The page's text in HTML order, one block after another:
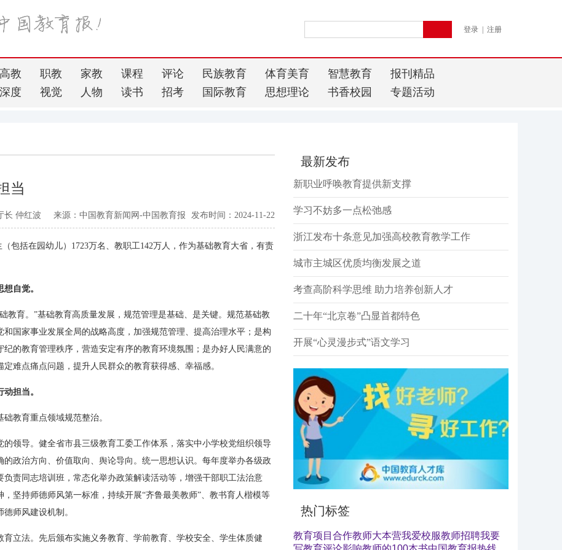
登录 注册
高教 职教 家教 课程 评论 民族教育 体育美育 智慧教育
报刊精品
深度 视觉 人物 读书 招考 国际教育 思想理论 书香校园 专题活动
当
发布时间：2024-11-22
长 仲红波 来源：中国教育新闻网-中国教育报
括在园幼儿）1723万名、教职工142万人，作为基础教育大省，有责
自觉。
育。”基础教育高质量发展，规范管理是基础、是关键。规范基础教
国家事业发展全局的战略高度，加强规范管理、提高治理水平；是构
的教育管理秩序，营造安定有序的教育环境氛围；是办好人民满意的
难点痛点问题，提升人民群众的教育获得感、幸福感。
担当。
教育重点领域规范整治。
导。健全省市县三级教育工委工作体系，落实中小学校党组织领导
政治方向、价值取向、舆论导向。统一思想认识。每年度举办各级政
责同志培训班，常态化举办政策解读活动等，增强干部职工法治意
坚持师德师风第一标准，持续开展“齐鲁最美教师”、教书育人楷模等
师风建设机制。
法。先后颁布实施义务教育、学前教育、学校安全、学生体质健
最新发布
新职业呼唤教育提供新支撑
学习不妨多一点松弛感
浙江发布十条意见加强高校教育教学工作
城市主城区优质均衡发展之道
考查高阶科学思维 助力培养创新人才
二十年“北京卷”凸显首都特色
开展“心灵漫步式”语文学习
热门标签
教育项目合作教师大本营我爱校服教师招聘我要